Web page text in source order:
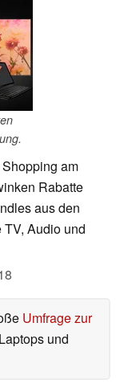
am
Rabatte
aus den
Audio und
Umfrage zur
und